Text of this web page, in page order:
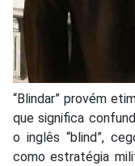
“Blindar” provém
que significa
o inglês “blind”,
como estratégia